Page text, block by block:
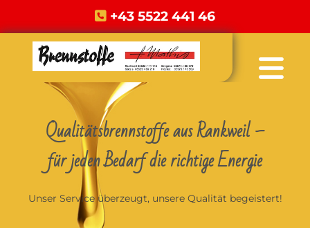
 +43 5522 441 46
Qualitätsbrennstoffe aus Rankweil –
für jeden Bedarf die richtige Energie
Unser Service überzeugt, unsere Qualität begeistert!